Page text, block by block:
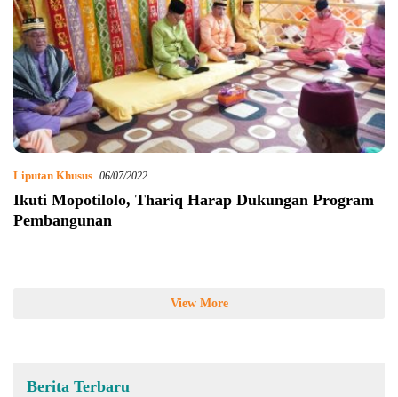
Liputan Khusus 06/07/2022
Ikuti Mopotilolo, Thariq Harap Dukungan Program
Pembangunan
View More
Berita Terbaru